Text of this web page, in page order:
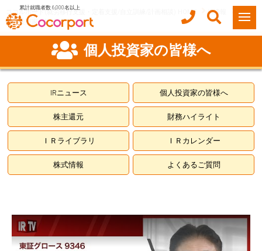
累計就職者数 6,000名以上
ココルポート(就労移行支援・定着支援/自立訓練/計画相談) HOME
IR情報
個人投資家の皆様へ
個人投資家の皆様へ
IRニュース 個人投資家の皆様へ
株主還元 財務ハイライト
ＩＲライブラリ ＩＲカレンダー
株式情報 よくあるご質問
この動画を YouTube で視聴